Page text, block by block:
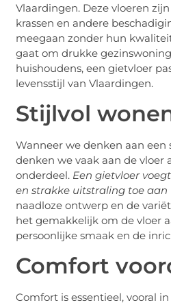
Vlaardingen. Deze vloeren
krassen en andere
meegaan zonder hun
gaat om drukke
huishoudens, een gietvloer
levensstijl van Vlaardingen.
Stijlvol
Wanneer we denken aan een
denken we vaak aan de vloer
onderdeel. Een gietvloer
en strakke uitstraling toe
naadloze ontwerp en de
het gemakkelijk om de vloer
persoonlijke smaak en de
Comfort
Comfort is essentieel, vooral